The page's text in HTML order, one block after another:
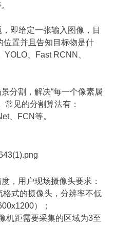
即给定一张输入图像，目
位置并且告知目标物是什
、Fast RCNN、
分割，解决“每一个像素属
见的分割算法有：
、FCN等。
，用户现场摄像头要求：
式的摄像头，分辨率不低
）；
机距需要采集的区域为3至